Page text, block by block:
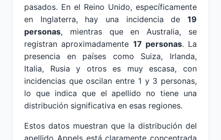
pasados. En el Reino Unido, específicamente
en Inglaterra, hay una incidencia de 19
personas, mientras que en Australia, se
registran aproximadamente 17 personas. La
presencia en países como Suiza, Irlanda,
Italia, Rusia y otros es muy escasa, con
incidencias que oscilan entre 1 y 3 personas,
lo que indica que el apellido no tiene una
distribución significativa en esas regiones.
Estos datos muestran que la distribución del
apellido Appels está claramente concentrada